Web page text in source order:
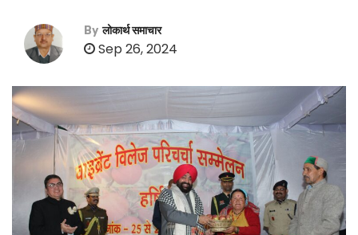
By लोकार्थ समाचार
Sep 26, 2024